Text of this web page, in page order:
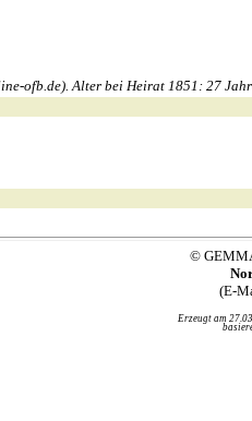
ofb.de). Alter bei Heirat 1851: 27
©
(E-
Erzeugt am